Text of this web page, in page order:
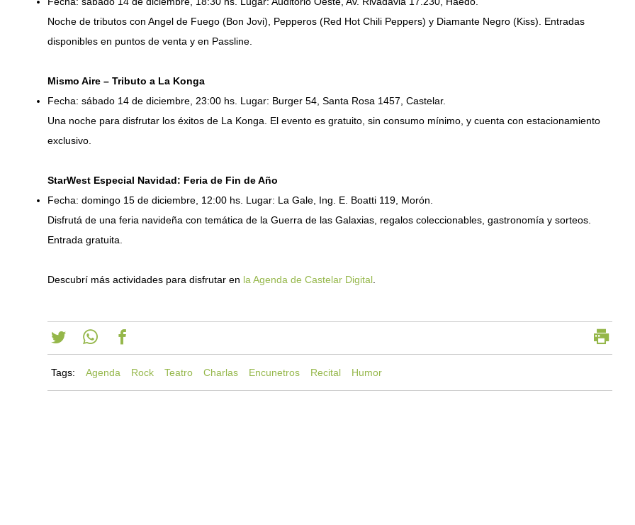
Noche de tributos con Angel de Fuego (Bon Jovi), Pepperos (Red Hot Chili Peppers) y Diamante Negro (Kiss). Entradas
disponibles en puntos de venta y en Passline.
Mismo Aire – Tributo a La Konga
Fecha: sábado 14 de diciembre, 23:00 hs. Lugar: Burger 54, Santa Rosa 1457, Castelar.
Una noche para disfrutar los éxitos de La Konga. El evento es gratuito, sin consumo mínimo, y cuenta con estacionamiento
exclusivo.
StarWest Especial Navidad: Feria de Fin de Año
Fecha: domingo 15 de diciembre, 12:00 hs. Lugar: La Gale, Ing. E. Boatti 119, Morón.
Disfrutá de una feria navideña con temática de la Guerra de las Galaxias, regalos coleccionables, gastronomía y sorteos.
Entrada gratuita.
Descubrí más actividades para disfrutar en la Agenda de Castelar Digital
Tags: Agenda Rock Teatro Charlas Encunetros Recital Humor